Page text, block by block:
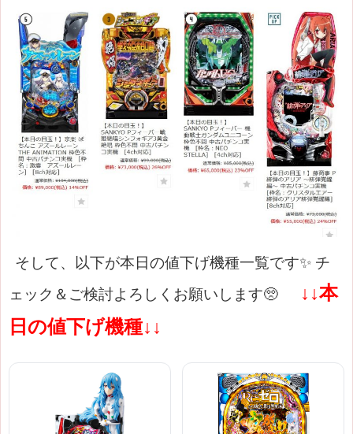
そして、以下が本日の値下げ機種一覧です✨ チ
ェック＆ご検討よろしくお願いします🥺
↓↓本
日の値下げ機種↓↓